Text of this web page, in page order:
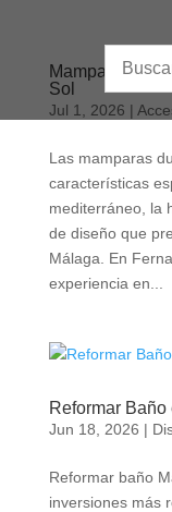
Mamparas de
Sol
Jul 1, 2026 |
Las mamparas
características
mediterráneo, la
de diseño que
Málaga. En
experiencia en...
Reformar
Jun 18, 2026 |
Reformar baño
inversiones más